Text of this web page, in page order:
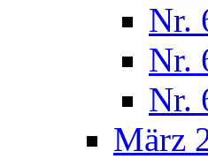
Nr.
Nr.
Nr.
März